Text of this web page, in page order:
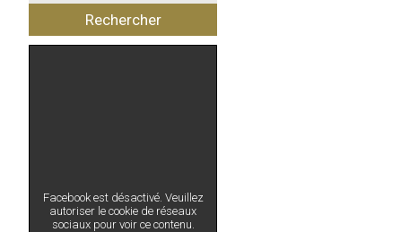
Facebook est désactivé. Veuillez
autoriser le cookie de réseaux
sociaux pour voir ce contenu.